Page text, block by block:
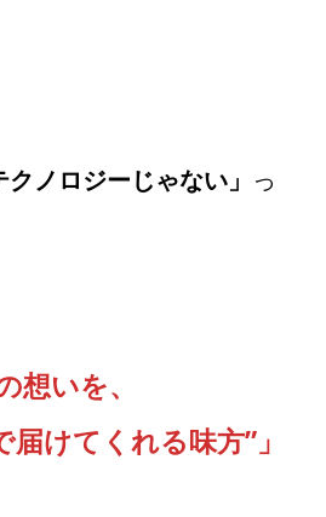
ノロジーじゃない」 っ
想いを、
けてくれる味方”」